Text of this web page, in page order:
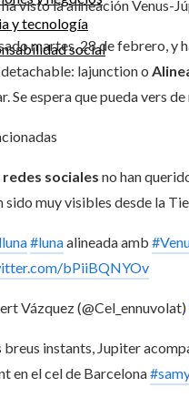
y tecnología
social
ha visto la alineación Venus-
martes, 28 de febrero, y
lajunction o
Se espera que pueda vers
redes sociales no han
sido muy visibles desde la
#lunaalineada amb
bPiiBQNYOv
Vázquez (@Cel_ennuvolat)
breus instants, Jupiter
en el cel de Barcelona